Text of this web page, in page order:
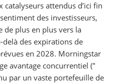
attendus d’ici fin
des investisseurs,
de plus en plus vers la
des expirations de
en 2028. Morningstar
avantage concurrentiel ("
par un vaste portefeuille de